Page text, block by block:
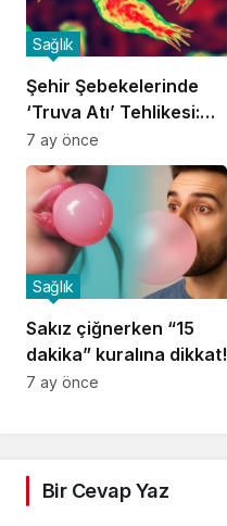
Şehir Şebekelerinde
‘Truva Atı’ Tehlikesi:
Amipler Klora Direniyor
Sağlık
7 ay önce
Sakız çiğnerken “15
dakika” kuralına dikkat!
Sağlık
7 ay önce
Bir Cevap Yaz